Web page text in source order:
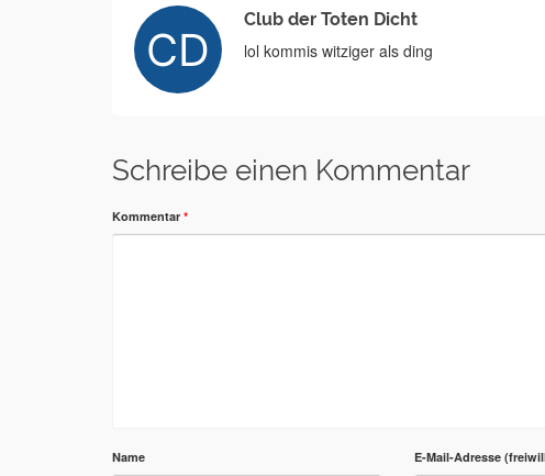
Club der Toten Dicht
lol kommis witziger als ding
Schreibe einen Kommentar
Kommentar *
Name E-Mail-Adresse